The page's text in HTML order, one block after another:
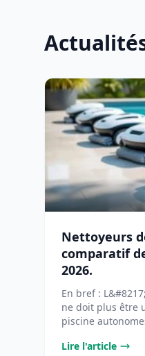
Nettoyeurs
comparatif
2026.
En bref :
ne doit plus être
piscine
Lire l'article